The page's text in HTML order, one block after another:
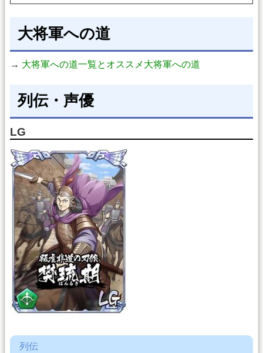
大将軍への道
→ 大将軍への道一覧とオススメ大将軍への道
列伝・声優
LG
列伝